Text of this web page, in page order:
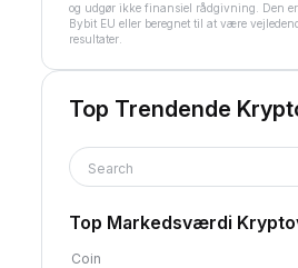
og udgør ikke finansiel rådgivning. Den
Bybit EU eller beregnet til at være
resultater.
Top Trendende
Search
Top Markedsværdi
Coin